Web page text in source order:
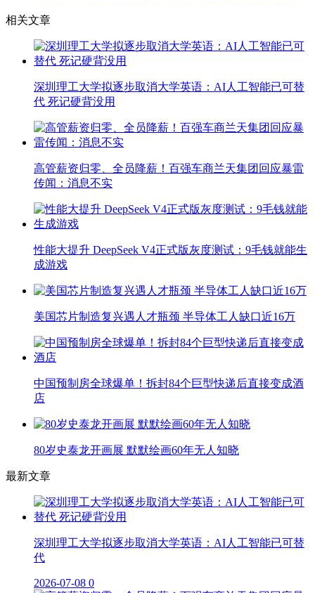
相关文章
深圳理工大学拟逐步取消大学英语：AI人工智能已可替
代 死记硬背没用
高管薪资归零、全员降薪！百强车商兰天集团回应暴雷
传闻：消息不实
性能大提升 DeepSeek V4正式版灰度测试：9毛钱就能生
成游戏
美国芯片制造复兴遇人才瓶颈 半导体工人缺口近16万
中国预制房全球爆单！拆封84个巨型快递后直接变成酒
店
80岁史泰龙开画展 默默绘画60年无人知晓
最新文章
深圳理工大学拟逐步取消大学英语：AI人工智能已可替
代
2026-07-08 0